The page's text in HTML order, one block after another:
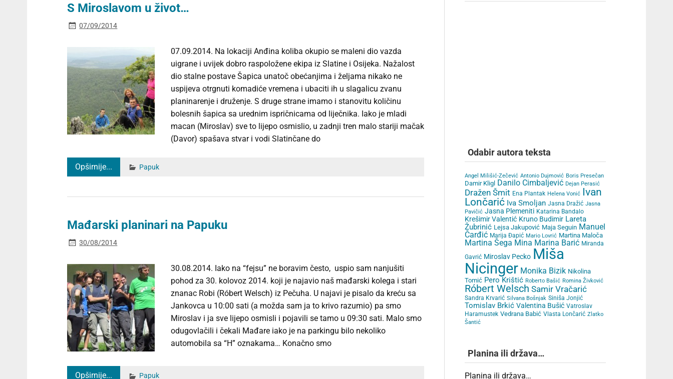
S Miroslavom u život…
07/09/2014
07.09.2014. Na lokaciji Anđina koliba okupio se maleni dio vazda
uigrane i uvijek dobro raspoložene ekipa iz Slatine i Osijeka. Nažalost
dio stalne postave Šapica unatoč obećanjima i željama nikako ne
uspijeva otrgnuti komadiće vremena i ubaciti ih u slagalicu zvanu
planinarenje i druženje. S druge strane imamo i stanovitu količinu
bolesnih šapica sa urednim ispričnicama od liječnika. Iako je mladi
macan (Miroslav) sve to lijepo osmislio, u zadnji tren malo stariji mačak
(Davor) spašava stvar i vodi Slatinčane do
Opširnije... Papuk
Mađarski planinari na Papuku
30/08/2014
30.08.2014. Iako na “fejsu” ne boravim često, uspio sam nanjušiti
pohod za 30. kolovoz 2014. koji je najavio naš mađarski kolega i stari
znanac Robi (Róbert Welsch) iz Pečuha. U najavi je pisalo da kreću sa
Jankovca u 10:00 sati (a možda sam ja to krivo razumio) pa smo
Miroslav i ja sve lijepo osmisli i pojavili se tamo u 09:30 sati. Malo smo
odugovlačili i čekali Mađare iako je na parkingu bilo nekoliko
automobila sa “H” oznakama… Konačno smo
Opširnije... Papuk
Odabir autora teksta
Angel Milišić-Zečević Antonio Dujmović Boris Presečan
Damir Kligl Danilo Cimbaljević Dejan Perasić
Dražen Šmit Ena Plantak Helena Vonić Ivan
Lončarić Iva Smoljan Jasna Dražić Jasna
Pavičić Jasna Plemeniti Katarina Bandalo
Krešimir Valentić Kruno Budimir Lareta
Žubrinić Lejsa Jakupović Maja Seguin Manuel
Čarđić Marija Đapić Mario Lovrić Martina Maloča
Martina Šega Mina Marina Barić Miranda
Gavrić Miroslav Pecko Miša
Nicinger Monika Bizik Nikolina
Tomić Pero Krištić Roberto Bašić Romina Živković
Róbert Welsch Samir Vračarić
Sandra Krvarić Silvana Bošnjak Siniša Jonjić
Tomislav Brkić Valentina Bušić Vatroslav
Haramustek Vedrana Babić Vlasta Lončarić Zlatko
Šantić
Planina ili država…
Planina ili država…